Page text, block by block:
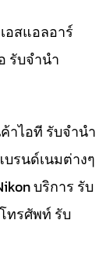
อสแอลอาร์
รับจำนำ
าไอที รับจำนำ
รนด์เนมต่างๆ
บริการ รับ
ทรศัพท์ รับ